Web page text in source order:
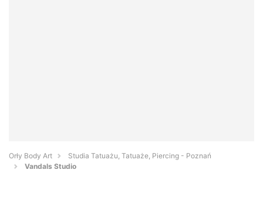
Orły Body Art
Studia Tatuażu, Tatuaże, Piercing - Poznań
Vandals Studio